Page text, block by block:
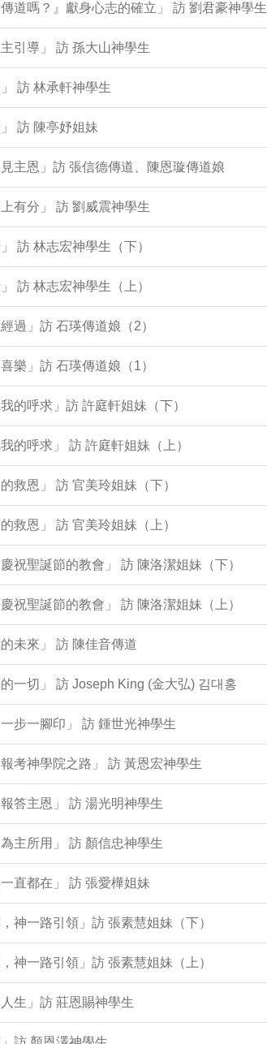
道嗎？』獻身心志的確立」 訪 劉君豪神學生
引導」 訪 孫大山神學生
訪 林承軒神學生
訪 陳亭妤姐妹
主恩」訪 張信德傳道、陳恩璇傳道娘
有分」 訪 劉威震神學生
訪 林志宏神學生（下）
訪 林志宏神學生（上）
過」訪 石瑛傳道娘（2）
樂」訪 石瑛傳道娘（1）
的呼求」訪 許庭軒姐妹（下）
的呼求」 訪 許庭軒姐妹（上）
救恩」 訪 官美玲姐妹（下）
救恩」 訪 官美玲姐妹（上）
祝聖誕節的教會」 訪 陳洛潔姐妹（下）
祝聖誕節的教會」 訪 陳洛潔姐妹（上）
未來」 訪 陳佳音傳道
一切」 訪 Joseph King (金大弘) 김대홍
步一腳印」 訪 鍾世光神學生
考神學院之路」 訪 黃恩宏神學生
答主恩」 訪 湯光明神學生
主所用」 訪 顏信忠神學生
直都在」 訪 張愛樺姐妹
神一路引領」訪 張素慧姐妹（下）
神一路引領」訪 張素慧姐妹（上）
生」訪 莊恩賜神學生